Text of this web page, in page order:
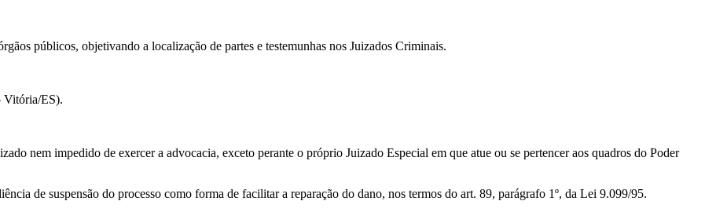
públicos, objetivando a localização de partes e testemunhas nos Juizados Criminais.
ES).
nem impedido de exercer a advocacia, exceto perante o próprio Juizado Especial em que atue ou se pertencer aos quadros do Poder
de suspensão do processo como forma de facilitar a reparação do dano, nos termos do art. 89, parágrafo 1º, da Lei 9.099/95.